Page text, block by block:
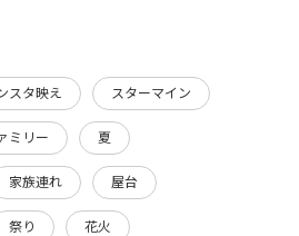
スタ映え スターマイン
ミリー 夏
家族連れ 屋台
祭り 花火